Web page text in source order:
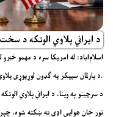
د ایراني پلاوي الوتکه د
اسلام‌اباد: له امریکا سره د مهمو
د پارلمان سپیکر په ګډون لوړپوړی پلاوی پاکستان ته رسېدلی دی.
د سرچینو په وینا، د ایراني پلاوي
نور خان هوايي اډې ته ښکته شوه،